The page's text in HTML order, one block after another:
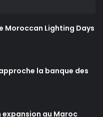
Moroccan Lighting Days
la banque des
expansion au Maroc